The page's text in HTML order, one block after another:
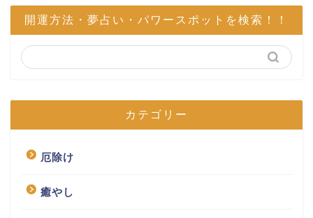
開運方法・夢占い・パワースポットを検索！！
カテゴリー
厄除け
癒やし